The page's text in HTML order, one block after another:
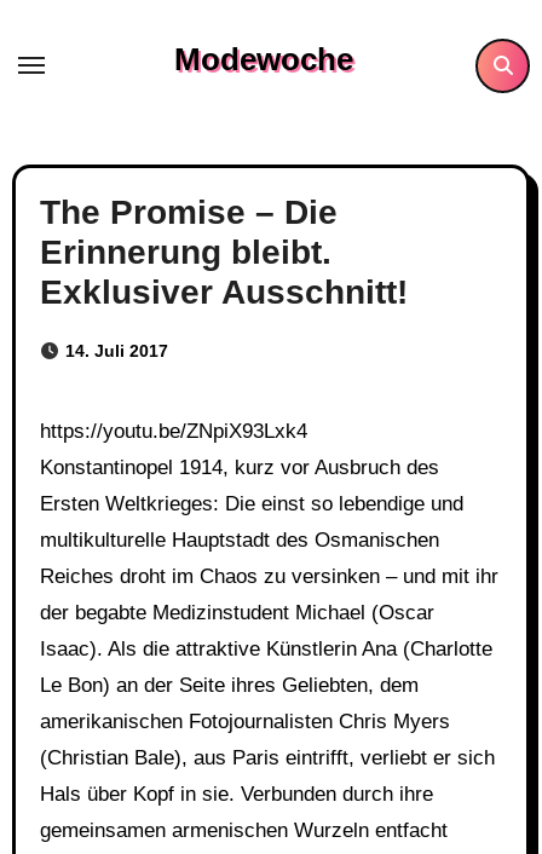
content
Modewoche
The Promise – Die
Erinnerung bleibt.
Exklusiver Ausschnitt!
14. Juli 2017
https://youtu.be/ZNpiX93Lxk4
Konstantinopel 1914, kurz vor Ausbruch des
Ersten Weltkrieges: Die einst so lebendige und
multikulturelle Hauptstadt des Osmanischen
Reiches droht im Chaos zu versinken – und mit ihr
der begabte Medizinstudent Michael (Oscar
Isaac). Als die attraktive Künstlerin Ana (Charlotte
Le Bon) an der Seite ihres Geliebten, dem
amerikanischen Fotojournalisten Chris Myers
(Christian Bale), aus Paris eintrifft, verliebt er sich
Hals über Kopf in sie. Verbunden durch ihre
gemeinsamen armenischen Wurzeln entfacht